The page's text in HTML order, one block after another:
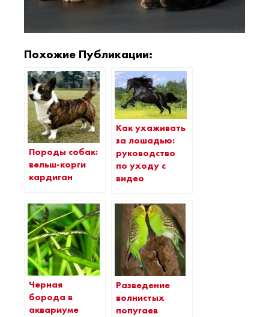
Похожие Публикации:
Породы собак:
вельш-корги
кардиган
Как ухаживать
за лошадью:
руководство
по уходу с
видео
Черная
борода в
аквариуме
Разведение
волнистых
попугаев